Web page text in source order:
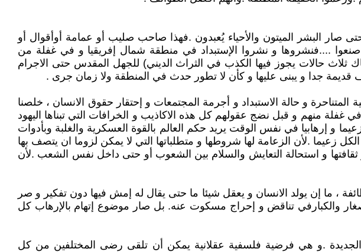
صار البشر الميتون والأحياء يُعبدون .فهذا صاحب صليب أو عمامة أوأقوال أو
....فنشروها و نشروا الإستبداد في منطقة شمال إفريقيا و في غفلة من
حالات يجوز فيها الكذب في الثراث الديني) للجهل المقدس حتى الاجرام
جدا و يبنى عليها و كأن لا تطور حدث في المنطقة ولا زمان جرى .
و حالة الاستبداد و أجرمة المجتمعات و إحتقار حقوق الانسان ، خلصنا
غفلة منهم و قبل نضج عقولهم كل هذه الاكاذيب و الخرافات التي تبناها اليهود
و إرهابيا في نفس الوقت يريد حكم العالم بالقوة العسكرية والغلبة وبأدوات
.لأن الزعامة لها شروطها و متطلباتها التي لا يمكن لزوما ان يتصف بها
ثقافتها و استحالة التعايش والسلام بين الشعوب أو حتى داخل نفس الشعب .لأن
، ما إن يولد الانسان و يعقل شيئا ما حتى يقال له إمش فيها دون تفكير و صر
والكبارفي تناقض و إحراج مسكوت عنه. بل صار موضوع إتهام بالإرهاب كل
الجديدة .و هي فرضية فلسفية عقلانية يمكن أن تلقى رضى المختلفين من كل